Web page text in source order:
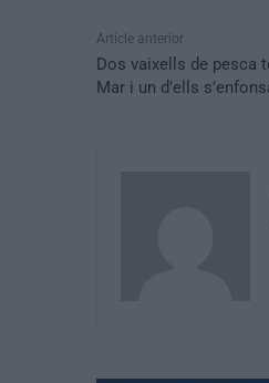
Article anterior
Dos vaixells de pesca
Mar i un d’ells